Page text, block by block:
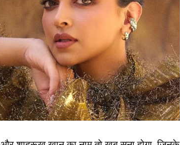
मुकाबलों से कतरा रही RCB?
हम टी-20 वर्ल्ड कप खेलना चाहते हैं और इस मुद्दे
का विकल्प हमारे लिए स्वीकार्य नहीं है। हम
वाले थे। मुस्तफिजुर का मामला अकेला नहीं है,